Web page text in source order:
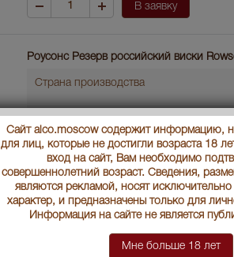
В заявку
Роусонс Резерв российский виски
Страна производства
Объем бутылки
Градус
Тип напитка
Выдержка лет
Выдержка в бочке
Сайт alco.moscow содержит информацию,
для лиц, которые не достигли возраста 18
вход на сайт, Вам необходимо
совершеннолетний возраст. Сведения,
являются рекламой, носят
характер, и предназначены только для
Информация на сайте не является
Мне больше 18 лет